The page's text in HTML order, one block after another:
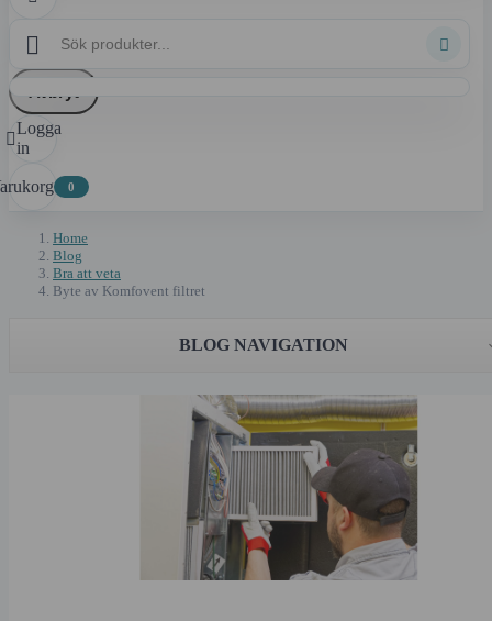
 

Logga
in
0
Home
Blog
Bra att veta
Byte av Komfovent filtret
BLOG NAVIGATION